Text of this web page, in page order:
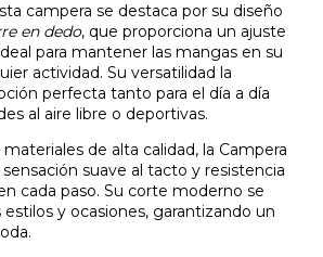
campera se destaca por su diseño
en dedo, que proporciona un ajuste
para mantener las mangas en su
actividad. Su versatilidad la
perfecta tanto para el día a día
al aire libre o deportivas.
de alta calidad, la Campera
suave al tacto y resistencia
cada paso. Su corte moderno se
y ocasiones, garantizando un